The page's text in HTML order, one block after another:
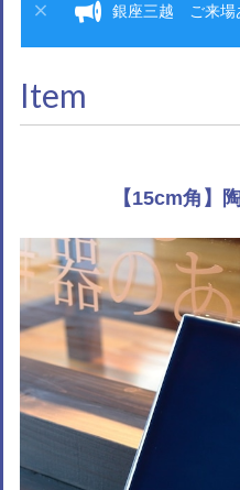
銀座三越 ご来場
Item
【15cm角】